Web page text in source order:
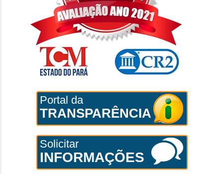
Portal da
TRANSPARÊNCIA
Solicitar
INFORMAÇÕES